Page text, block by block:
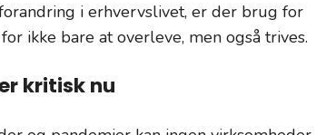
i erhvervslivet, er der brug for
ikke bare at overleve, men også trives.
kritisk nu